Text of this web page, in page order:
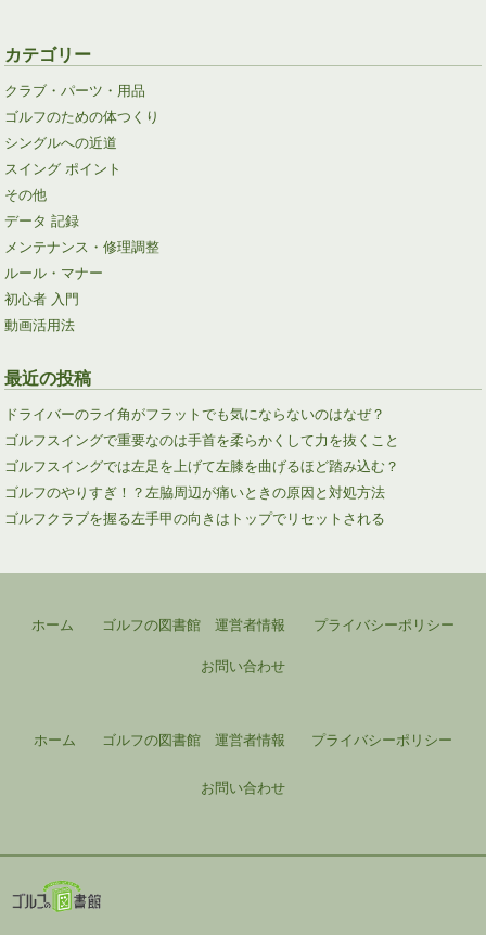
カテゴリー
クラブ・パーツ・用品
ゴルフのための体つくり
シングルへの近道
スイング ポイント
その他
データ 記録
メンテナンス・修理調整
ルール・マナー
初心者 入門
動画活用法
最近の投稿
ドライバーのライ角がフラットでも気にならないのはなぜ？
ゴルフスイングで重要なのは手首を柔らかくして力を抜くこと
ゴルフスイングでは左足を上げて左膝を曲げるほど踏み込む？
ゴルフのやりすぎ！？左脇周辺が痛いときの原因と対処方法
ゴルフクラブを握る左手甲の向きはトップでリセットされる
ホーム ゴルフの図書館 運営者情報
プライバシーポリシー
お問い合わせ
ホーム ゴルフの図書館 運営者情報 プライバシーポリシー
お問い合わせ